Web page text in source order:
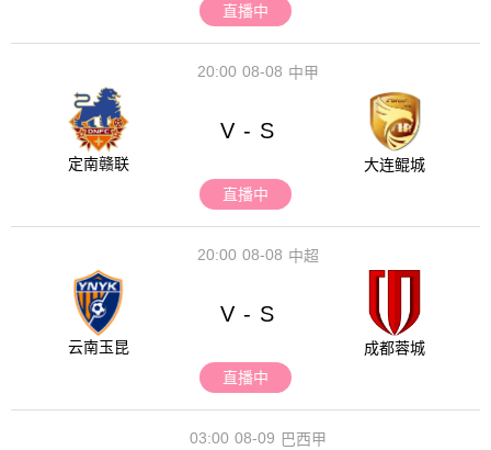
直播中
08-08
20:00 中甲
定南赣联
V - S
大连鲲城
直播中
08-08
20:00 中超
云南玉昆
V - S
成都蓉城
直播中
08-09
03:00 巴西甲